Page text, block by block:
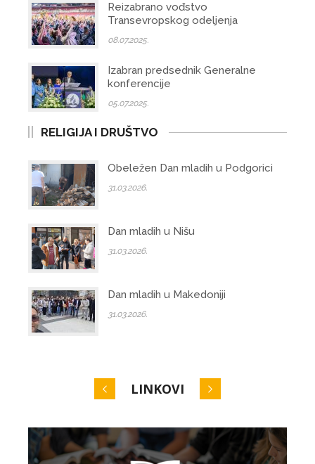
Reizabrano vođstvo
Transevropskog odeljenja
08.07.2025.
Izabran predsednik Generalne
konferencije
05.07.2025.
RELIGIJA I DRUŠTVO
Obeležen Dan mladih u Podgorici
31.03.2026.
Dan mladih u Nišu
31.03.2026.
Dan mladih u Makedoniji
31.03.2026.
LINKOVI